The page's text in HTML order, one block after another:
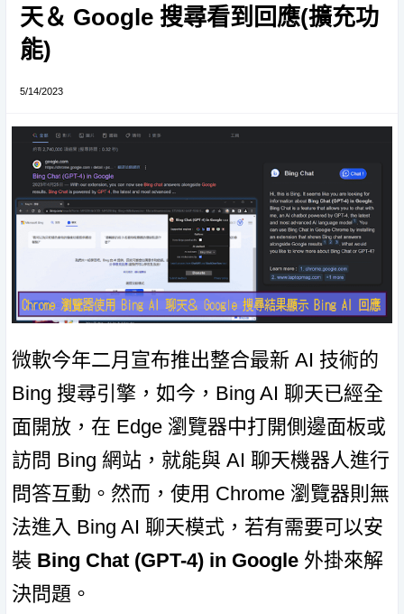
天＆ Google 搜尋看到回應(擴充功
能)
5/14/2023
微軟今年二月宣布推出整合最新 AI 技術的
Bing 搜尋引擎，如今，Bing AI 聊天已經全
面開放，在 Edge 瀏覽器中打開側邊面板或
訪問 Bing 網站，就能與 AI 聊天機器人進行
問答互動。然而，使用 Chrome 瀏覽器則無
法進入 Bing AI 聊天模式，若有需要可以安
裝 Bing Chat (GPT-4) in Google 外掛來解
決問題。